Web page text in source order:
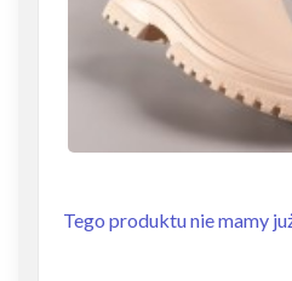
Tego produktu nie mamy